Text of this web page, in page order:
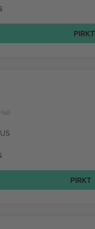
PIRKT
PIRKT